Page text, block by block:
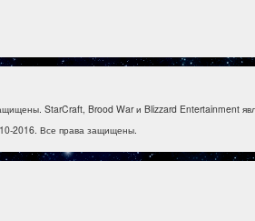
StarCraft, Brood War и Blizzard Entertainment
2016. Все права защищены.